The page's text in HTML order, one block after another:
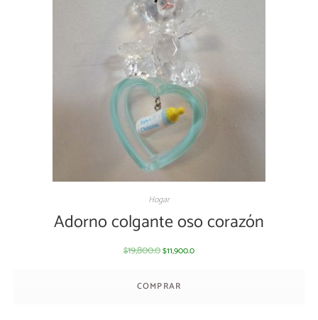
Hogar
Adorno colgante oso corazón
$19,800.0 $11,900.0
COMPRAR